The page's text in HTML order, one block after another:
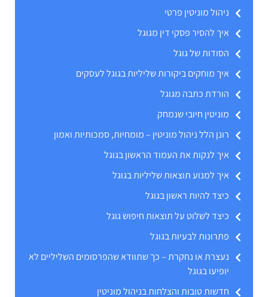
ניהול מוניטין פרטי
איך להסיר פסקי דין מגוגל
הסודות של גוגל
איך מוחקים ביקורות שליליות בגוגל לעסקים
הורדת כתבה מגוגל
מוניטין חיובי שנמחק
רונן הלל ניהול מוניטין – מומחיות, סמכותיות ואמון
איך לנקות את העמוד הראשון בגוגל
איך למנוע תוצאות שליליות בגוגל
כיצד להיות ראשון בגוגל
כיצד לשלוט על תוצאות חיפוש גוגל
פתרונות לבעיות בגוגל
נעצרת או נחקרת – כך שתוודא שהפרסומים השליליים לא
יופיעו בגוגל
חדשות טובות והצלחות בניהול מוניטין